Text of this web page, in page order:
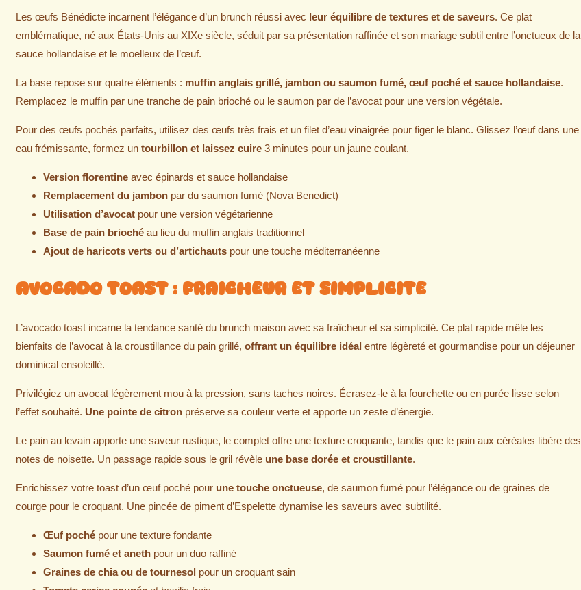
Les œufs Bénédicte incarnent l’élégance d’un brunch réussi avec leur équilibre de textures et de saveurs. Ce plat
emblématique, né aux États-Unis au XIXe siècle, séduit par sa présentation raffinée et son mariage subtil entre l’onctueux de la
sauce hollandaise et le moelleux de l’œuf.
La base repose sur quatre éléments : muffin anglais grillé, jambon ou saumon fumé, œuf poché et sauce hollandaise.
Remplacez le muffin par une tranche de pain brioché ou le saumon par de l’avocat pour une version végétale.
Pour des œufs pochés parfaits, utilisez des œufs très frais et un filet d’eau vinaigrée pour figer le blanc. Glissez l’œuf dans une
eau frémissante, formez un tourbillon et laissez cuire 3 minutes pour un jaune coulant.
Version florentine avec épinards et sauce hollandaise
Remplacement du jambon par du saumon fumé (Nova Benedict)
Utilisation d’avocat pour une version végétarienne
Base de pain brioché au lieu du muffin anglais traditionnel
Ajout de haricots verts ou d’artichauts pour une touche méditerranéenne
Avocado Toast : Fraicheur et Simplicite
L’avocado toast incarne la tendance santé du brunch maison avec sa fraîcheur et sa simplicité. Ce plat rapide mêle les
bienfaits de l’avocat à la croustillance du pain grillé, offrant un équilibre idéal entre légèreté et gourmandise pour un déjeuner
dominical ensoleillé.
Privilégiez un avocat légèrement mou à la pression, sans taches noires. Écrasez-le à la fourchette ou en purée lisse selon
l’effet souhaité. Une pointe de citron préserve sa couleur verte et apporte un zeste d’énergie.
Le pain au levain apporte une saveur rustique, le complet offre une texture croquante, tandis que le pain aux céréales libère des
notes de noisette. Un passage rapide sous le gril révèle une base dorée et croustillante.
Enrichissez votre toast d’un œuf poché pour une touche onctueuse, de saumon fumé pour l’élégance ou de graines de
courge pour le croquant. Une pincée de piment d’Espelette dynamise les saveurs avec subtilité.
Œuf poché pour une texture fondante
Saumon fumé et aneth pour un duo raffiné
Graines de chia ou de tournesol pour un croquant sain